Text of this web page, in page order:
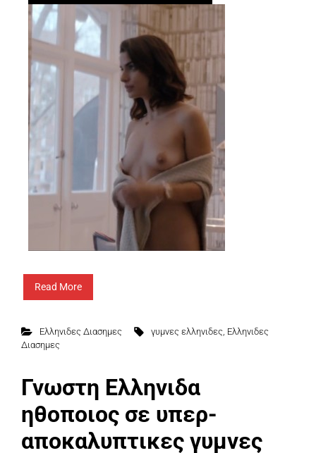
Read More
Ελληνιδες Διασημες γυμνες ελληνιδες Ελληνιδες
Διασημες
Γνωστη Ελληνιδα
ηθοποιος σε υπερ-
αποκαλυπτικες γυμνες